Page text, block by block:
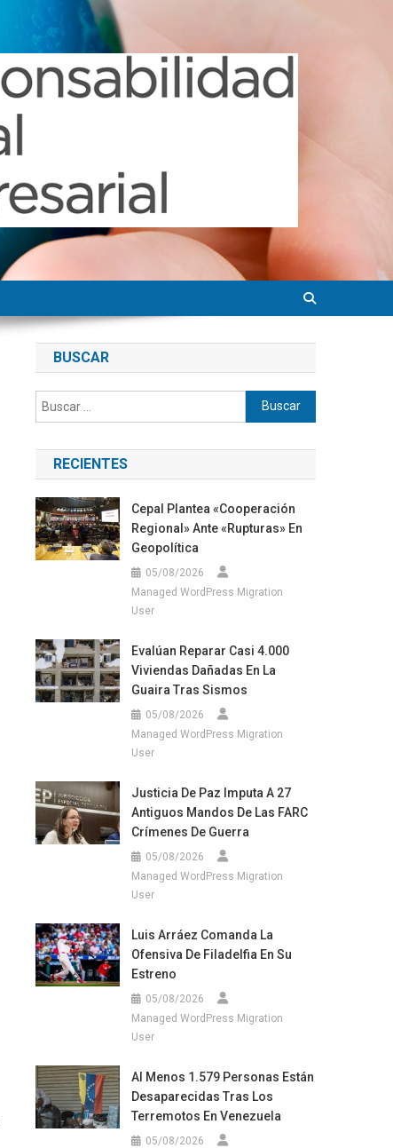
BUSCAR
Buscar:
RECIENTES
Cepal Plantea «cooperación
Regional» Ante «rupturas» En
Geopolítica
05/08/2026
Managed WordPress Migration
User
Evalúan Reparar Casi 4.000
Viviendas Dañadas En La
Guaira Tras Sismos
05/08/2026
Managed WordPress Migration
User
Justicia De Paz Imputa A 27
Antiguos Mandos De Las FARC
Crímenes De Guerra
05/08/2026
Managed WordPress Migration
User
Luis Arráez Comanda La
Ofensiva De Filadelfia En Su
Estreno
05/08/2026
Managed WordPress Migration
User
Al Menos 1.579 Personas Están
Desaparecidas Tras Los
Terremotos En Venezuela
05/08/2026